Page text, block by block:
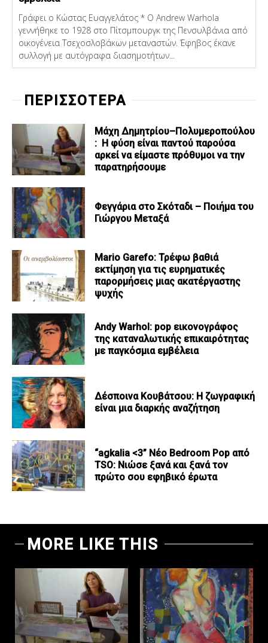
Γράφει ο Κώστας Ευαγγελάτος * Ο Andrew Warhola
γεννήθηκε το 1928 στο Πίτσμπουργκ της Πενσυλβάνια από
οικογένεια Τσεχοσλοβάκων μεταναστών. Έφηβος έκανε
συλλογή με αυτόγραφα διασημοτήτων...
ΠΕΡΙΣΣΟΤΕΡΑ
Μάχη Δημητρίου–Πολυμεροπούλου
: Η φύση είναι παντού παρούσα
αρκεί να είμαστε πρόθυμοι να την
παρατηρήσουμε
Φεγγάρια στο Σκόταδι – Ποιήμα του
Γιώργου Μεταξά
Mario Garefo: Τρέφω βαθιά
εκτίμηση για τις ευρηματικές
παρορμήσεις μιας ακατέργαστης
ψυχής
Andy Warhol: pop εικονογράφος
της καταναλωτικής επικαιρότητας
με παγκόσμια εμβέλεια
Δέσποινα Κουβάτσου: Η ζωγραφική
είναι μια διαρκής αναζήτηση
“agkalia <3” Νέο Bedroom Pop από
TSO: Νιώσε ξανά και ξανά τον
πρώτο σου εφηβικό έρωτα
MORE LIKE THIS